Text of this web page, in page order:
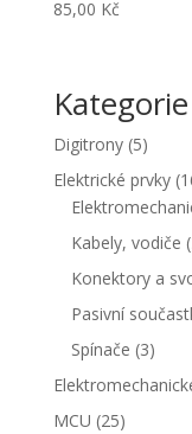
85,00 Kč
Kategorie
Digitrony 55
Elektrické prvky
Kabely, vodiče
Konektory a
Pasivní
Spínače 33
MCU 2525